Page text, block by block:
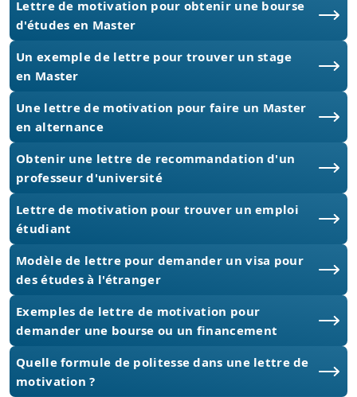
Lettre de motivation pour obtenir une bourse
d'études en Master
Un exemple de lettre pour trouver un stage
en Master
Une lettre de motivation pour faire un Master
en alternance
Obtenir une lettre de recommandation d'un
professeur d'université
Lettre de motivation pour trouver un emploi
étudiant
Modèle de lettre pour demander un visa pour
des études à l'étranger
Exemples de lettre de motivation pour
demander une bourse ou un financement
Quelle formule de politesse dans une lettre de
motivation ?